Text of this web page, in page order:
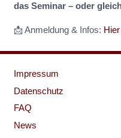
das Seminar – oder
📩 Anmeldung & Infos:
Impressum
Datenschutz
FAQ
News